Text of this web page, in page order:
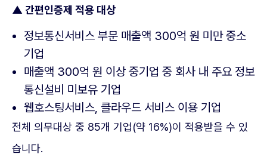
▲ 간편인증제 적용 대상
정보통신서비스 부문 매출액 300억 원 미만 중소
기업
매출액 300억 원 이상 중기업 중 회사 내 주요 정보
통신설비 미보유 기업
웹호스팅서비스, 클라우드 서비스 이용 기업
전체 의무대상 중 85개 기업(약 16%)이 적용받을 수 있
습니다.